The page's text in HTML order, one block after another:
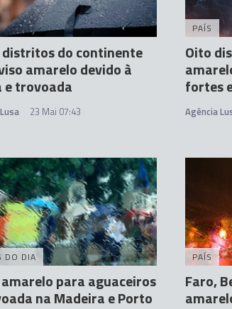
distritos do continente
amarelo devido à
e trovoada
23 Mai 07:43
PAÍS
Oito
fortes
Agência
DO DIA
para aguaceiros
na Madeira e Porto
PAÍS
Faro,